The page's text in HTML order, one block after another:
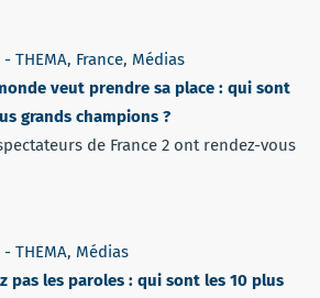
- THEMA, France, Médias
veut prendre sa place : qui sont
grands champions ?
de France 2 ont rendez-vous
- THEMA, Médias
pas les paroles : qui sont les 10 plus